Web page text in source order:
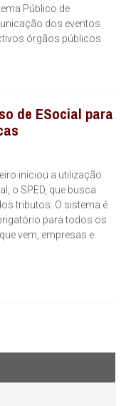
Público de
dos eventos
órgãos públicos
de ESocial para
iniciou a utilização
o SPED, que busca
tributos. O sistema é
para todos os
vem, empresas e